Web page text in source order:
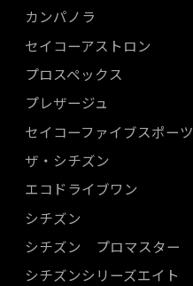
カンパノラ
セイコーアストロン
プロスペックス
プレザージュ
セイコーファイブスポーツ
ザ・シチズン
エコドライブワン
シチズン
シチズン プロマスター
シチズンシリーズエイト